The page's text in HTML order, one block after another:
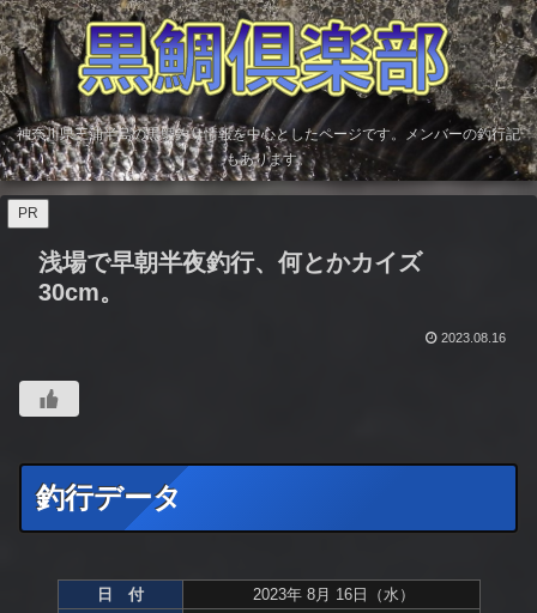
神奈川県三浦半島の黒鯛釣り情報を中心としたページです。メンバーの釣行記
もあります。
PR
浅場で早朝半夜釣行、何とかカイズ
30cm。
2023.08.16
釣行データ
日 付
2023年 8月 16日（水）